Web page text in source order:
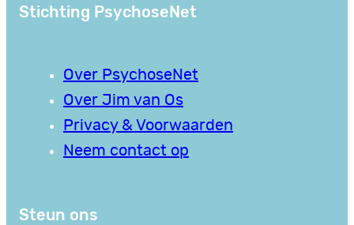
Stichting PsychoseNet
Over PsychoseNet
Over Jim van Os
Privacy & Voorwaarden
Neem contact op
Steun ons